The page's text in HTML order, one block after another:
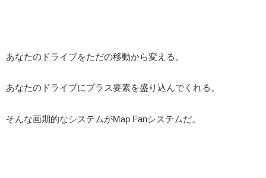
あなたのドライブをただの移動から変える。
あなたのドライブにプラス要素を盛り込んでくれる。
そんな画期的なシステムがMap Fanシステムだ。